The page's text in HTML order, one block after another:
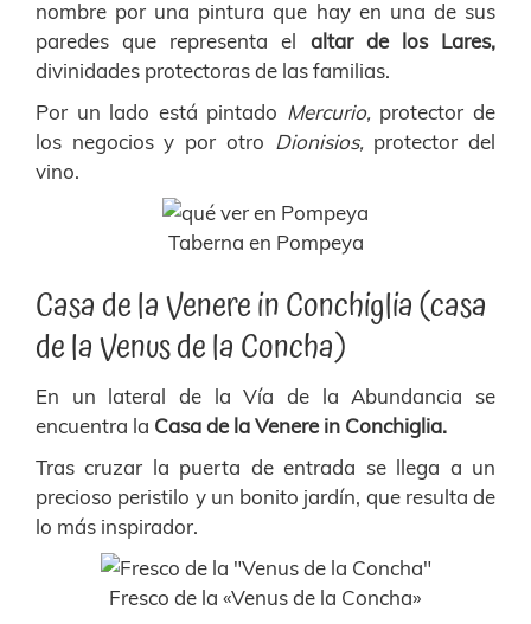
nombre por una pintura que hay en una de sus
paredes que representa el altar de los Lares,
divinidades protectoras de las familias.
Por un lado está pintado Mercurio, protector de
los negocios y por otro Dionisios,protector del
vino.
Taberna en Pompeya
Casa de la Venere in Conchiglia (casa
de la Venus de la Concha)
En un lateral de la Vía de la Abundancia se
encuentra la Casa de la Venere in Conchiglia.
Tras cruzar la puerta de entrada se llega a un
precioso peristilo y un bonito jardín, que resulta de
lo más inspirador.
Fresco de la «Venus de la Concha»